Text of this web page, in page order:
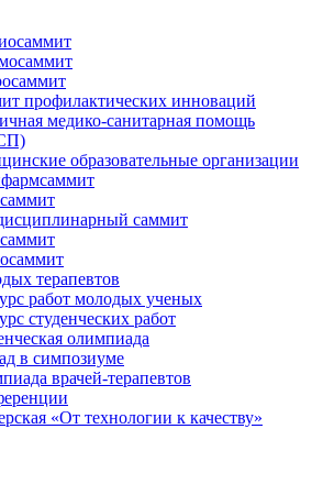
профилактических инноваций
медико-санитарная помощь
образовательные организации
саммит
терапевтов
работ молодых ученых
студенческих работ
олимпиада
в симпозиуме
врачей-терапевтов
«От технологии к качеству»